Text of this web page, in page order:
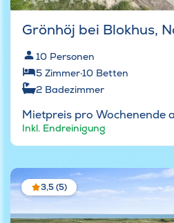
Grönhöj bei Blokhus,
10 Personen
5 Zimmer·10 Betten
2 Badezimmer
Mietpreis pro Wochenende
Inkl. Endreinigung
3,5 (5)